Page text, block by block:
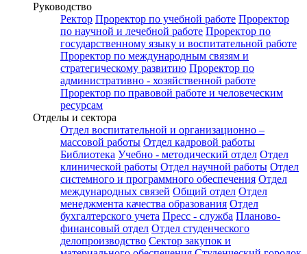
Руководство
Ректор Проректор по учебной работе Проректор
по научной и лечебной работе Проректор по
государственному языку и воспитательной работе
Проректор по международным связям и
стратегическому развитию Проректор по
административно - хозяйственной работе
Проректор по правовой работе и человеческим
ресурсам
Отделы и сектора
Отдел воспитательной и организационно –
массовой работы Отдел кадровой работы
Библиотека Учебно - методический отдел Отдел
клинической работы Отдел научной работы Отдел
системного и программного обеспечения Отдел
международных связей Общий отдел Отдел
менеджмента качества образования Отдел
бухгалтерского учета Пресс - служба Планово-
финансовый отдел Отдел студенческого
делопроизводство Сектор закупок и